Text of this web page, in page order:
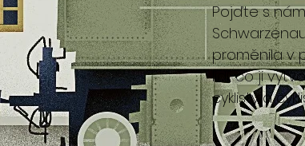
Pojďte s
proměnila v
lidí, co ji
cyklisty a